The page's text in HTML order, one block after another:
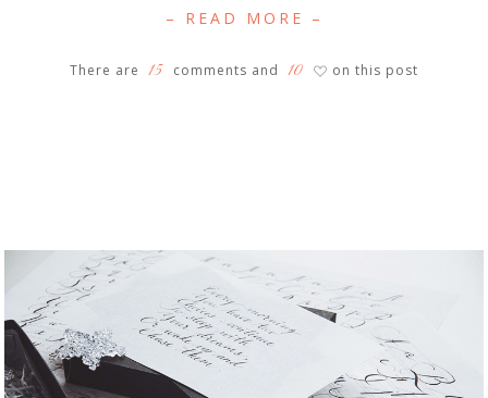
– READ MORE –
There are 15 comments and 10 ♡ on this post